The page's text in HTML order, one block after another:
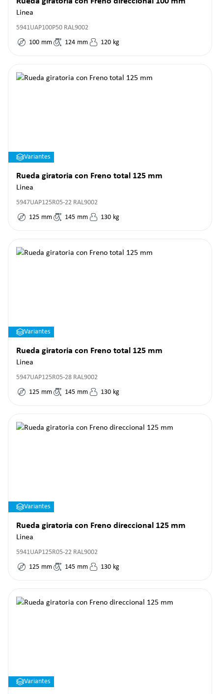
Linea
5941UAP100P50 RAL9002
100 mm 124 mm 120 kg
Variantes
Rueda giratoria con Freno total 125 mm
Linea
5947UAP125R05-22 RAL9002
125 mm 145 mm 130 kg
Variantes
Rueda giratoria con Freno total 125 mm
Linea
5947UAP125R05-28 RAL9002
125 mm 145 mm 130 kg
Variantes
Rueda giratoria con Freno direccional 125 mm
Linea
5941UAP125R05-22 RAL9002
125 mm 145 mm 130 kg
Variantes